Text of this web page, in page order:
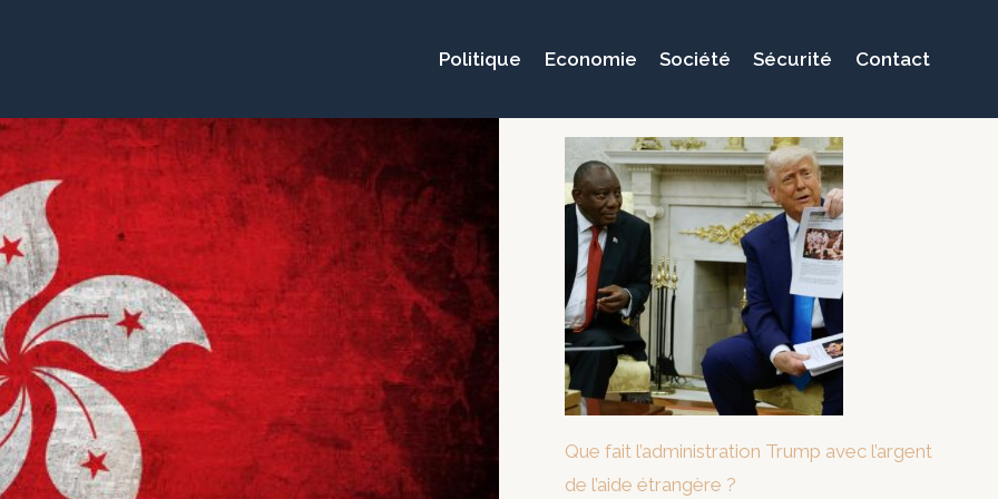
Politique Economie Société Sécurité Contact
Que fait l’administration Trump avec l’argent
de l’aide étrangère ?